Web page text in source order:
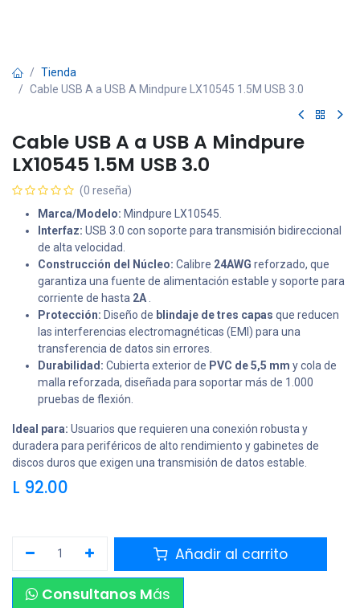
Tienda
Cable USB A a USB A Mindpure LX10545 1.5M USB 3.0
Cable USB A a USB A Mindpure
LX10545 1.5M USB 3.0
(0 reseña)
Marca/Modelo: Mindpure LX10545.
Interfaz: USB 3.0 con soporte para transmisión bidireccional
de alta velocidad.
Construcción del Núcleo: Calibre 24AWG reforzado, que
garantiza una fuente de alimentación estable y soporte para
corriente de hasta 2A
Protección: Diseño de blindaje de tres capas que reducen
las interferencias electromagnéticas (EMI) para una
transferencia de datos sin errores.
Durabilidad: Cubierta exterior de PVC de 5,5 mm y cola de
malla reforzada, diseñada para soportar más de 1.000
pruebas de flexión.
Ideal para: Usuarios que requieren una conexión robusta y
duradera para periféricos de alto rendimiento y gabinetes de
discos duros que exigen una transmisión de datos estable.
L 92.00
Añadir al carrito
Consultanos Más